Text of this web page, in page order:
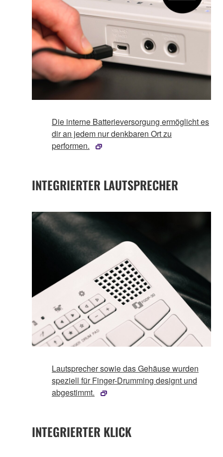
Die interne Batterieversorgung ermöglicht es
dir an jedem nur denkbaren Ort zu
performen.
INTEGRIERTER LAUTSPRECHER
Lautsprecher sowie das Gehäuse wurden
speziell für Finger-Drumming designt und
abgestimmt.
INTEGRIERTER KLICK